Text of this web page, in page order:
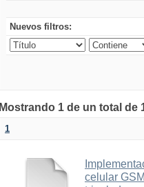
Nuevos filtros:
Mostrando 1 de un total de
1
celular